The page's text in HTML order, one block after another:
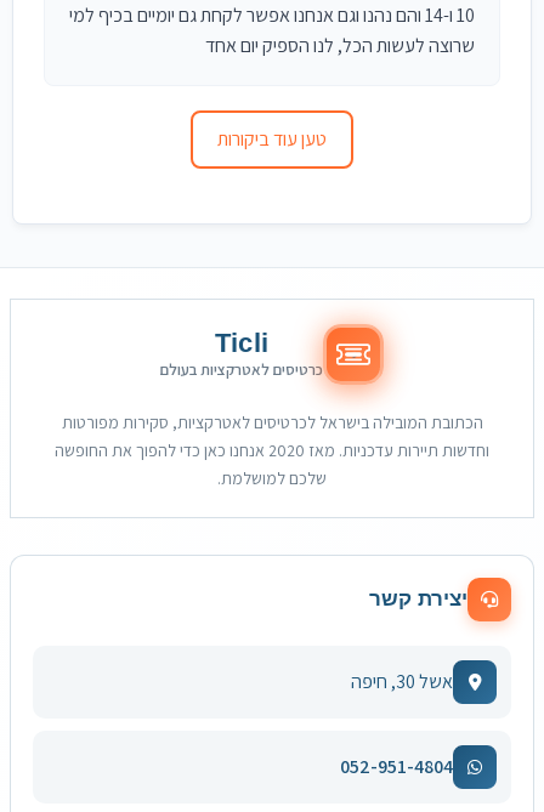
10 ו-14 והם נהנו וגם אנחנו אפשר לקחת גם יומיים בכיף למי
שרוצה לעשות הכל, לנו הספיק יום אחד
טען עוד ביקורות
Ticli
כרטיסים לאטרקציות בעולם
הכתובת המובילה בישראל לכרטיסים לאטרקציות, סקירות מפורטות
וחדשות תיירות עדכניות. מאז 2020 אנחנו כאן כדי להפוך את החופשה
שלכם למושלמת.
יצירת קשר
אשל 30, חיפה
052-951-4804